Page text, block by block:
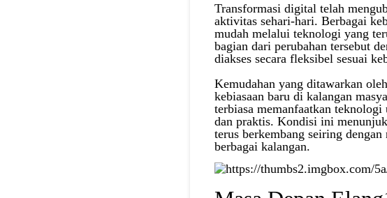
Transformasi digital telah
aktivitas sehari-hari. Berbagai
mudah melalui teknologi yang
bagian dari perubahan tersebut
diakses secara fleksibel sesuai
Kemudahan yang ditawarkan
kebiasaan baru di kalangan
terbiasa memanfaatkan teknologi
dan praktis. Kondisi ini
terus berkembang seiring
berbagai kalangan.